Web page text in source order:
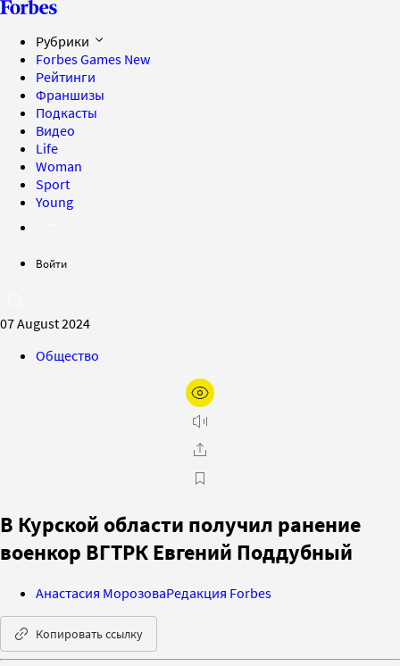
Рубрики
Forbes Games New
Рейтинги
Франшизы
Подкасты
Видео
Life
Woman
Sport
Young
Войти
07 August 2024
Общество
В Курской области получил ранение
военкор ВГТРК Евгений Поддубный
Анастасия МорозоваРедакция Forbes
Копировать ссылку